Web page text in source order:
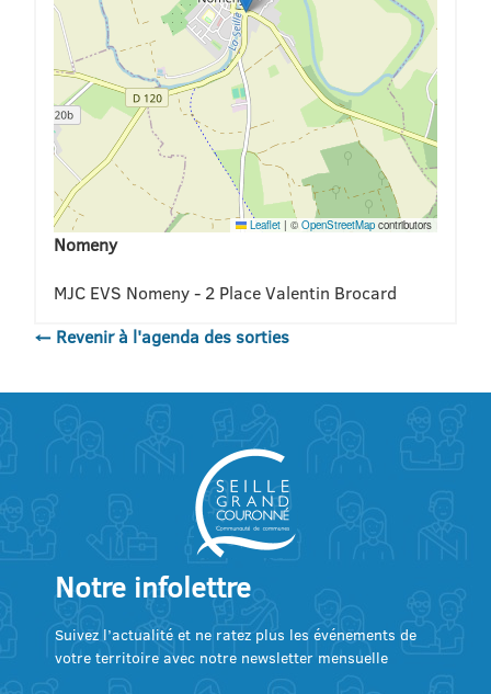
Leaflet | ©OpenStreetMap contributors
Nomeny
MJC EVS Nomeny - 2 Place Valentin Brocard
← Revenir à l'agenda des sorties
Notre infolettre
Suivez l’actualité et ne ratez plus les événements de
votre territoire avec notre newsletter mensuelle